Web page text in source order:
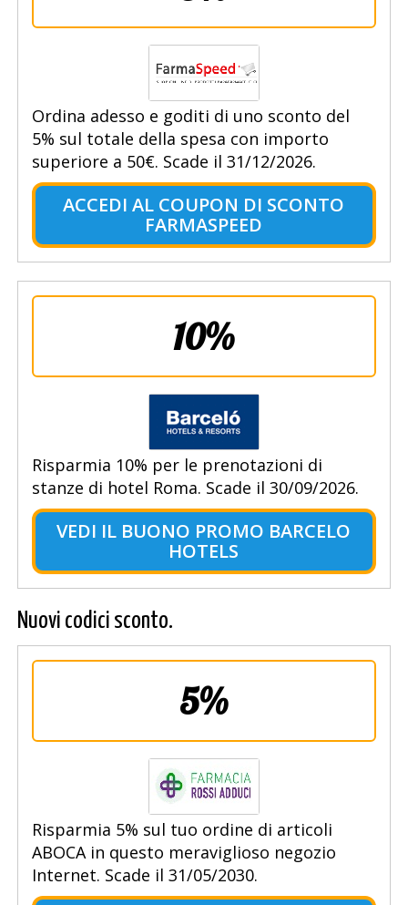
Ordina adesso e goditi di uno sconto del
5% sul totale della spesa con importo
superiore a 50€. Scade il 31/12/2026.
ACCEDI AL COUPON DI SCONTO
FARMASPEED
10%
Risparmia 10% per le prenotazioni di
stanze di hotel Roma. Scade il 30/09/2026.
VEDI IL BUONO PROMO BARCELO
HOTELS
Nuovi codici sconto.
5%
Risparmia 5% sul tuo ordine di articoli
ABOCA in questo meraviglioso negozio
Internet. Scade il 31/05/2030.